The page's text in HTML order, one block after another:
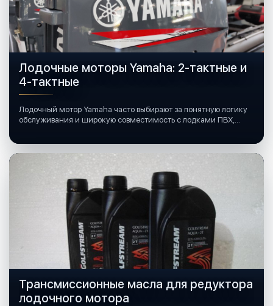
Лодочные моторы Yamaha: 2-тактные и
4-тактные
Лодочный мотор Yamaha часто выбирают за понятную логику
обслуживания и широкую совместимость с лодками ПВХ,
Трансмиссионные масла для редуктора
лодочного мотора